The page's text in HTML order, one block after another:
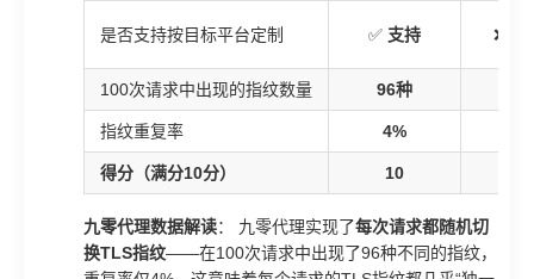
是否支持按目标平台定制 ✅ 支持 ❌ 不
100次请求中出现的指纹数量 96种
指纹重复率 4%
得分（满分10分） 10
九零代理数据解读： 九零代理实现了每次请求都随机切
换TLS指纹——在100次请求中出现了96种不同的指纹，